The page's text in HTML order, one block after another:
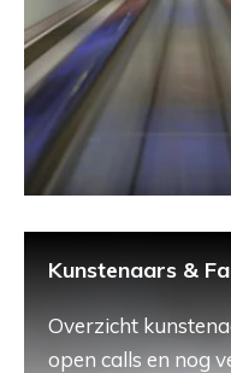
Kunstenaars &
Overzicht
open calls en nog